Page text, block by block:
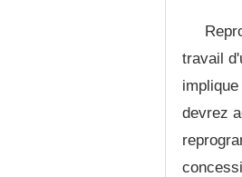
travail
devrez